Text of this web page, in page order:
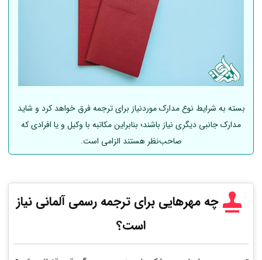
بسته به شرایط نوع مدارک موردنیاز برای ترجمه فرق خواهد کرد و شاید
مدارک جانبی دیگری نیاز باشند؛ بنابراین مکاتبه با وکیل و یا افرادی که
صاحب‌نظر هستند الزامی است.
چه مهرهایی برای ترجمه رسمیآلمانی نیاز
است؟